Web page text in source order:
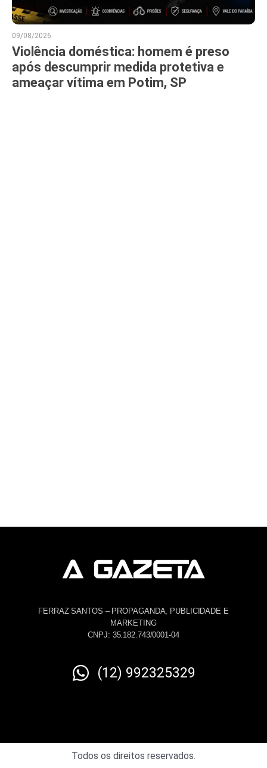
09/08/2026
Violência doméstica: homem é preso
após descumprir medida protetiva e
ameaçar vítima em Potim, SP
FERRAZ SANTOS – PROPAGANDA, PUBLICIDADE E
MARKETING
CNPJ: 35.182.743/0001-04
(12) 992325329
Todos os direitos reservados.